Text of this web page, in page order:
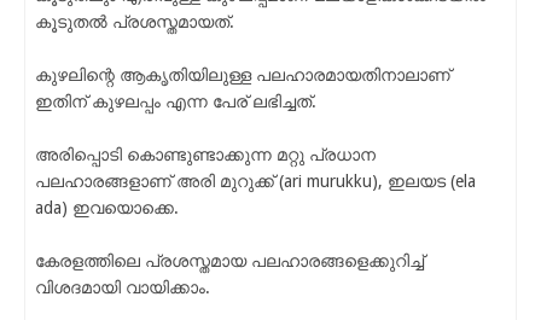
കൂടുതൽ പ്രശസ്തമായത്.
കുഴലിന്റെ ആകൃതിയിലുള്ള പലഹാരമായതിനാലാണ്
ഇതിന് കുഴലപ്പം എന്ന പേര് ലഭിച്ചത്.
അരിപ്പൊടി കൊണ്ടുണ്ടാക്കുന്ന മറ്റു പ്രധാന
പലഹാരങ്ങളാണ് അരി മുറുക്ക് (ari murukku), ഇലയട (ela
ada) ഇവയൊക്കെ.
കേരളത്തിലെ പ്രശസ്തമായ പലഹാരങ്ങളെക്കുറിച്ച്
വിശദമായി വായിക്കാം.